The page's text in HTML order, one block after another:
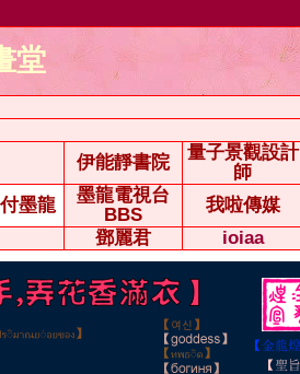
堂
伊能靜書院
量子景觀設計
師
墨龍
墨龍電視台
BBS
我啦傳媒
鄧麗君 ioiaa